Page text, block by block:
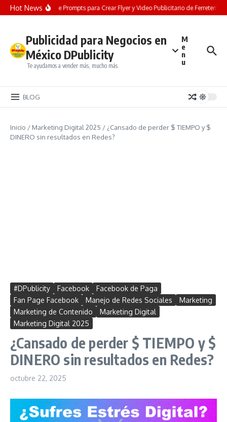
Saltar al contenido
Hot News
GRATIS! Pack de Prompts para Crear Flyer y Video Publicitario de Ferretería
Publicidad para Negocios en
México DPublicity
Te ayudamos a vender más, mucho más.
M
e
n
u
BLOG
Inicio / Marketing Digital 2025 / ¿Cansado de perder $ TIEMPO y $
DINERO sin resultados en Redes?
#DPublicity Facebook
Facebook de Paga
Fan Page Facebook
Manejo de Redes Sociales
Marketing
Marketing de Contenido
Marketing Digital
Marketing Digital 2025
¿Cansado de perder $ TIEMPO y $
DINERO sin resultados en Redes?
octubre 22, 2025